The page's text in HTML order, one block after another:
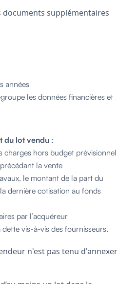
documents supplémentaires
années
les données financières et
du lot vendu :
charges hors budget prévisionnel
la vente
le montant de la part du
dernière cotisation au fonds
par l’acquéreur
vis-à-vis des fournisseurs.
n'est pas tenu d'annexer